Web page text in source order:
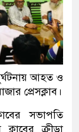
আহত ও
প্রেসক্লাব।
সভাপতি
ক্রীড়া